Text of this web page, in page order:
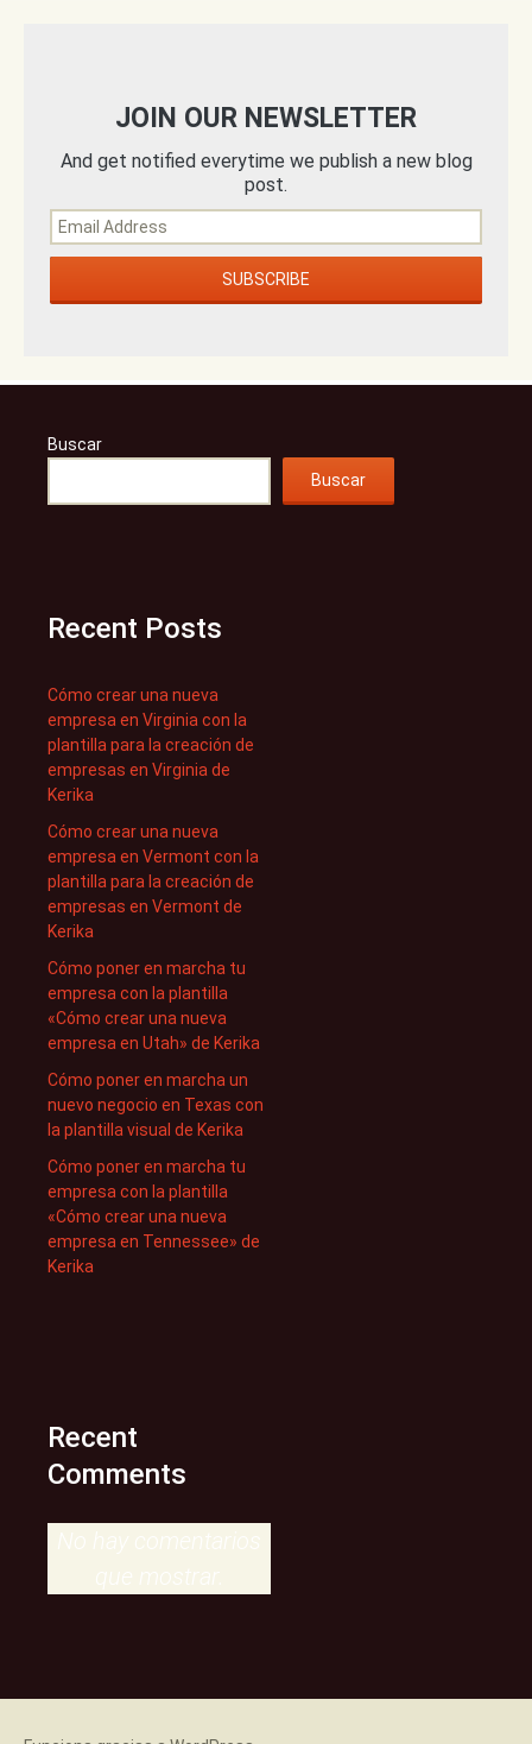
JOIN OUR NEWSLETTER
And get notified everytime we publish a new blog
post.
Buscar
Buscar
Recent Posts
Cómo crear una nueva
empresa en Virginia con la
plantilla para la creación de
empresas en Virginia de
Kerika
Cómo crear una nueva
empresa en Vermont con la
plantilla para la creación de
empresas en Vermont de
Kerika
Cómo poner en marcha tu
empresa con la plantilla
«Cómo crear una nueva
empresa en Utah» de Kerika
Cómo poner en marcha un
nuevo negocio en Texas con
la plantilla visual de Kerika
Cómo poner en marcha tu
empresa con la plantilla
«Cómo crear una nueva
empresa en Tennessee» de
Kerika
Recent
Comments
No hay comentarios
que mostrar.